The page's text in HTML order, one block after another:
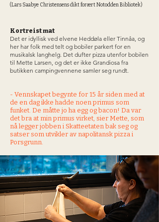
(Lars Saabye Christensens dikt forært Notodden Bibliotek)
Kortreist mat
Det er idyllisk ved elvene Heddøla eller Tinnåa, og
her har folk med telt og bobiler parkert for en
musikalsk langhelg. Det dufter pizza utenfor bobilen
til Mette Larsen, og det er ikke Grandiosa fra
butikken campingvennene samler seg rundt.
- Vennskapet begynte for 15 år siden med at
de en dag ikke hadde noen primus som
funket. De måtte jo ha egg og bacon! Da var
det bra at min primus virket, sier Mette, som
nå legger jobben i Skatteetaten bak seg og
satser som utvikler av napolitansk pizza i
Porsgrunn.